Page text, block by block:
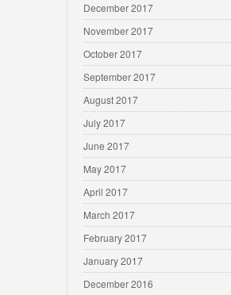
December 2017
November 2017
October 2017
September 2017
August 2017
July 2017
June 2017
May 2017
April 2017
March 2017
February 2017
January 2017
December 2016